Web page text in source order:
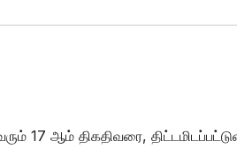
17 ஆம் திகதிவரை,